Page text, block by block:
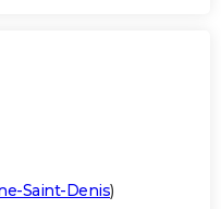
Saint-Denis)